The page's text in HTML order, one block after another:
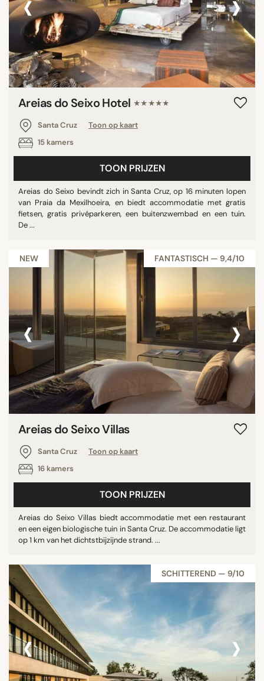
Areias do Seixo Hotel ★★★★★
Santa Cruz
Toon op kaart
15 kamers
TOON PRIJZEN
Areias do Seixo bevindt zich in Santa Cruz, op 16 minuten lopen
van Praia da Mexilhoeira, en biedt accommodatie met gratis
fietsen, gratis privéparkeren, een buitenzwembad en een tuin.
De ...
NEW FANTASTISCH — 9,4/10
‹ ›
Areias do Seixo Villas
Santa Cruz
Toon op kaart
16 kamers
TOON PRIJZEN
Areias do Seixo Villas biedt accommodatie met een restaurant
en een eigen biologische tuin in Santa Cruz. De accommodatie ligt
op 1 km van het dichtstbijzijnde strand. ...
SCHITTEREND — 9/10
‹ ›